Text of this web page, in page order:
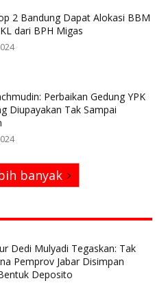
2 Bandung Dapat Alokasi BBM
dari BPH Migas
Perbaikan Gedung YPK
Diupayakan Tak Sampai
banyak
Dedi Mulyadi Tegaskan: Tak
Pemprov Jabar Disimpan
Deposito